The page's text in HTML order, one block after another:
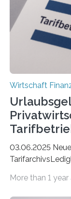
hingegen die
der
Wirtschaft
03.06.2025
tarifgebundenen
More than 1 year